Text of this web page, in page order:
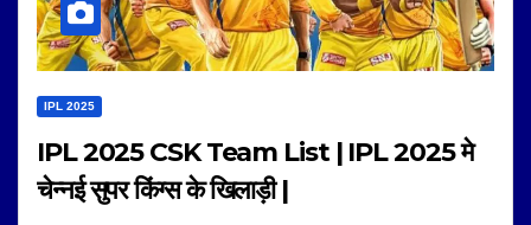
IPL 2025
IPL 2025 CSK Team List | IPL 2025 मे
चेन्नई सुपर किंग्स के खिलाड़ी |